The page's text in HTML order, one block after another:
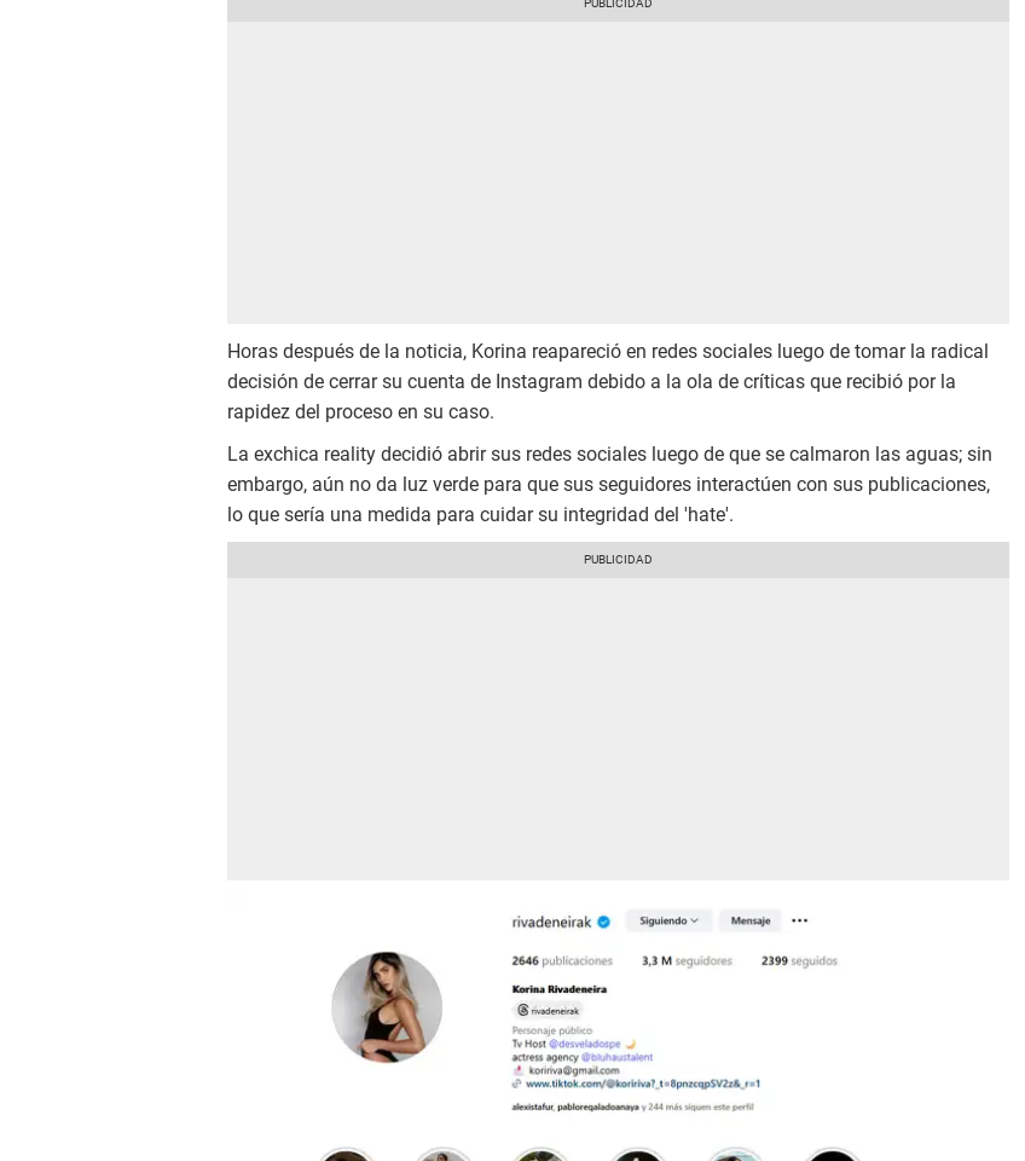
Horas después de la noticia, Korina reapareció en redes sociales luego de tomar la radical
decisión de cerrar su cuenta de Instagram debido a la ola de críticas que recibió por la
rapidez del proceso en su caso.
La exchica reality decidió abrir sus redes sociales luego de que se calmaron las aguas; sin
embargo, aún no da luz verde para que sus seguidores interactúen con sus publicaciones,
lo que sería una medida para cuidar su integridad del 'hate'.